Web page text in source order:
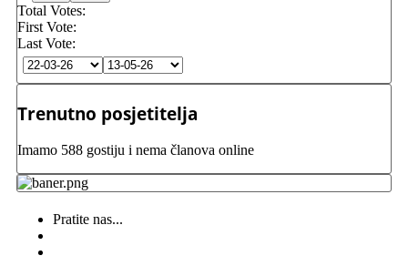
Total Votes:
First Vote:
Last Vote:
Trenutno posjetitelja
Imamo 588 gostiju i nema članova online
Pratite nas...